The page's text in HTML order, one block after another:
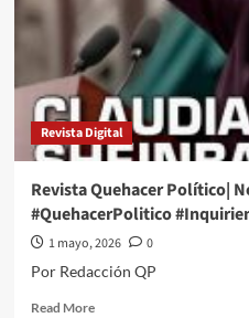
Junio
2026
#QPMX
#QuehacerPolitico
#InquiriendoLaNoticia
Revista Digital
Revista Quehacer Político|
#QuehacerPolitico
1 mayo, 2026
0
Por Redacción QP
Read MoreRead